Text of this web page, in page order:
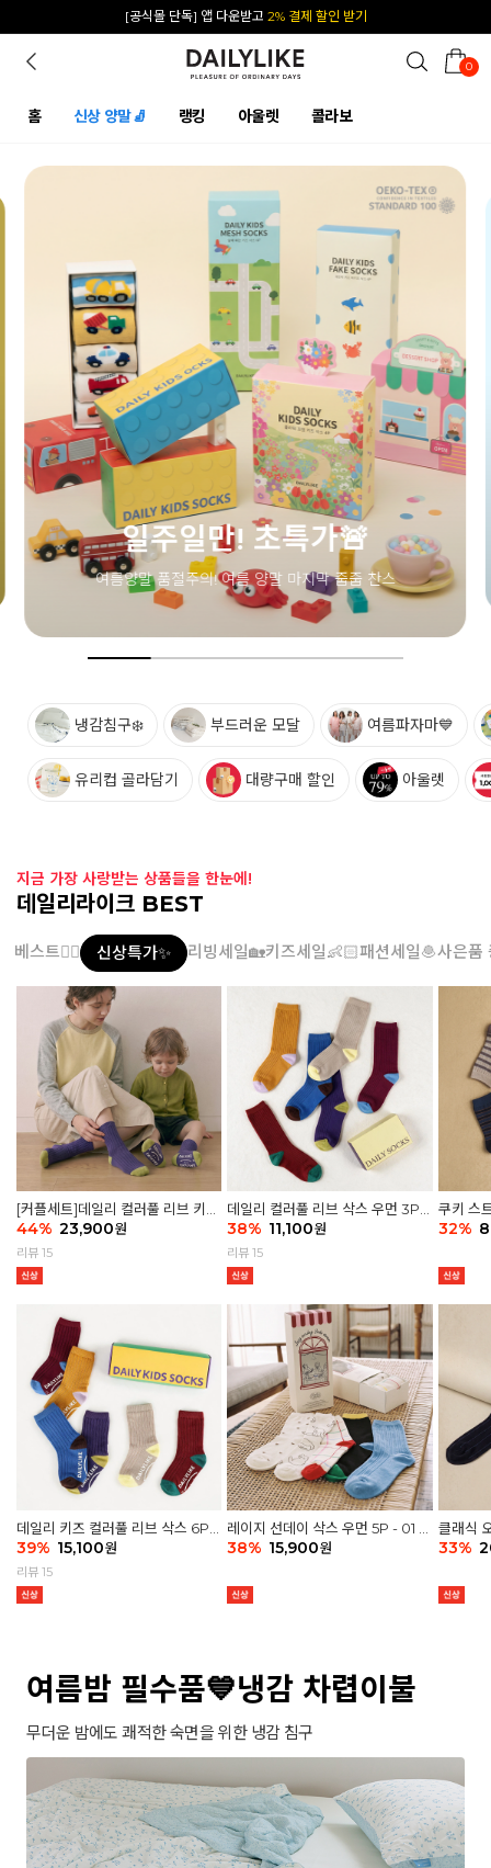
카카오 플친 추가하면1천원 즉시 할인 쿠폰
0
홈 신상 양말🧦 랭킹 아울렛 콜라보
일만! 초특가🚨
품절주의! 여름 양말 마지막 줍줍 찬스
냉감침구❄️ 부드러운 모달 여름파자마💙
유리컵 골라담기 대량구매 할인 아울렛
지금 가장 사랑받는 상품들을 한눈에!
데일리라이크 BEST
베스트👍🏻 신상특가✨ 리빙세일🏡키즈세일👶🏻패션세일🧆사은품
[커플세트]데일리 컬러풀 리브 키즈
6P & 우먼3P 삭스세트
44% 23,900원
리뷰 15
데일리 컬러풀 리브 삭스 우먼 3P
세트
38% 11,100원
리뷰 15
데일리 키즈 컬러풀 리브 삭스 6P -
03 세트
39% 15,100원
리뷰 15
레이지 선데이 삭스 우먼 5P - 01 G
athering
38% 15,900원
쿠키 스
32%
클래식
세트
33%
여름밤 필수품💙냉감 차렵이불
무더운 밤에도 쾌적한 숙면을 위한 냉감 침구